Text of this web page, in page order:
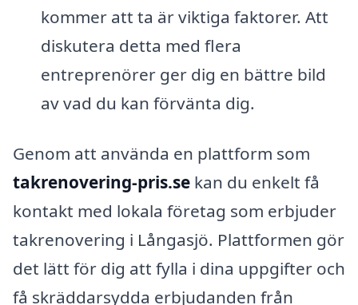
kommer att ta är viktiga faktorer. Att
diskutera detta med flera
entreprenörer ger dig en bättre bild
av vad du kan förvänta dig.
Genom att använda en plattform som
takrenovering-pris.se kan du enkelt få
kontakt med lokala företag som erbjuder
takrenovering i Långasjö. Plattformen gör
det lätt för dig att fylla i dina uppgifter och
få skräddarsydda erbjudanden från